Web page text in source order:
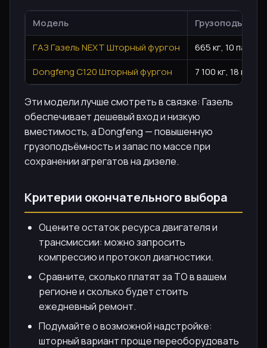
Модель
ГАЗ Газель NEXT Шторный фургон
665 кг, 10 паллет
Dongfeng C120 Шторный фургон
7 100 кг, 18
Эти модели лучше смотреть в связке: Газель
обеспечивает дешевый вход и низкую
вместимость, а Dongfeng — повышенную
грузоподъёмность и запас по массе при
сохранении агрегатов на дизеле.
Критерии окончательного выбора
Оцените остаток ресурса двигателя и
трансмиссии: можно запросить
компрессию и протокол диагностики.
Сравните, сколько платят за ТО в вашем
регионе и сколько будет стоить
ежедневный ремонт.
Подумайте о возможной надстройке:
шторный вариант проще переоборудовать